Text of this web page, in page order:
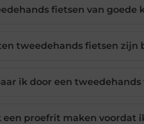
fietsen van goede
tweedehands fietsen zijn
ik door een
een proefrit maken voordat